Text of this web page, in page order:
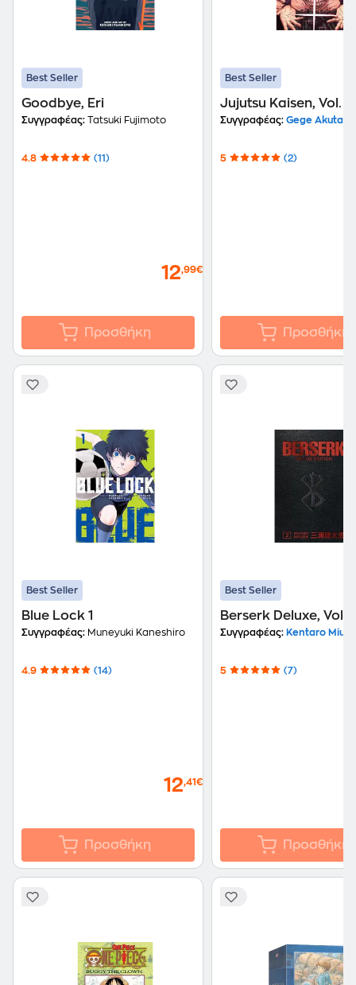
Best Seller
Goodbye, Eri
Συγγραφέας: Tatsuki Fujimoto
4.8 (11)
12,99€
Προσθήκη
Best Seller
Jujutsu Kaisen, Vol.
Συγγραφέας: Gege Akutami
5 (2)
Προσθήκη
Best Seller
Blue Lock 1
Συγγραφέας: Muneyuki Kaneshiro
4.9 (14)
12,41€
Προσθήκη
Best Seller
Berserk Deluxe, Vol.
Συγγραφέας: Kentaro Miura
5 (7)
Προσθήκη